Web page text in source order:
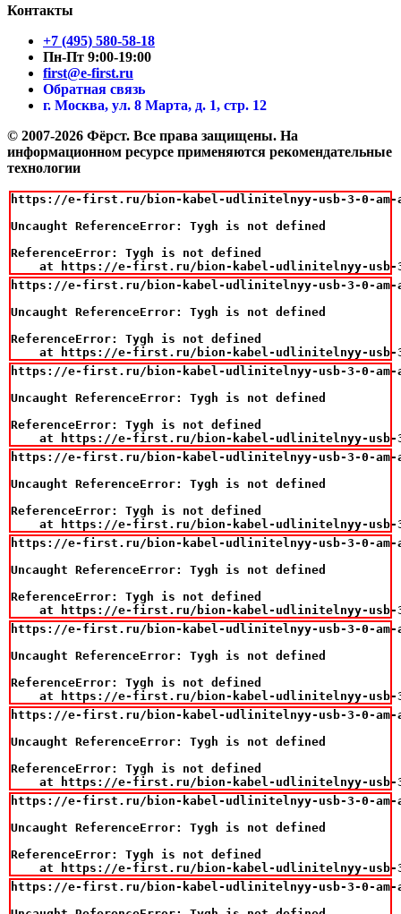
Контакты
+7 (495) 580-58-18
Пн-Пт 9:00-19:00
first@e-first.ru
Обратная связь
г. Москва, ул. 8 Марта, д. 1, стр. 12
© 2007-2026 Фёрст. Все права защищены. На
информационном ресурсе применяются рекомендательные
технологии
https://e-first.ru/bion-kabel-udlinitelnyy-usb-3-0-am-af-
Uncaught ReferenceError: Tygh is not defined
ReferenceError: Tygh is not defined
at https://e-first.ru/bion-kabel-udlinitelnyy-
https://e-first.ru/bion-kabel-udlinitelnyy-usb-3-0-am-af-
Uncaught ReferenceError: Tygh is not defined
ReferenceError: Tygh is not defined
at https://e-first.ru/bion-kabel-udlinitelnyy-
https://e-first.ru/bion-kabel-udlinitelnyy-usb-3-0-am-af-
Uncaught ReferenceError: Tygh is not defined
ReferenceError: Tygh is not defined
at https://e-first.ru/bion-kabel-udlinitelnyy-
https://e-first.ru/bion-kabel-udlinitelnyy-usb-3-0-am-af-
Uncaught ReferenceError: Tygh is not defined
ReferenceError: Tygh is not defined
at https://e-first.ru/bion-kabel-udlinitelnyy-
https://e-first.ru/bion-kabel-udlinitelnyy-usb-3-0-am-af-
Uncaught ReferenceError: Tygh is not defined
ReferenceError: Tygh is not defined
at https://e-first.ru/bion-kabel-udlinitelnyy-
https://e-first.ru/bion-kabel-udlinitelnyy-usb-3-0-am-af-
Uncaught ReferenceError: Tygh is not defined
ReferenceError: Tygh is not defined
at https://e-first.ru/bion-kabel-udlinitelnyy-
https://e-first.ru/bion-kabel-udlinitelnyy-usb-3-0-am-af-
Uncaught ReferenceError: Tygh is not defined
ReferenceError: Tygh is not defined
at https://e-first.ru/bion-kabel-udlinitelnyy-
https://e-first.ru/bion-kabel-udlinitelnyy-usb-3-0-am-af-
Uncaught ReferenceError: Tygh is not defined
ReferenceError: Tygh is not defined
at https://e-first.ru/bion-kabel-udlinitelnyy-
https://e-first.ru/bion-kabel-udlinitelnyy-usb-3-0-am-af-